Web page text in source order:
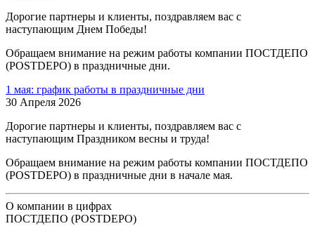
Дорогие партнеры и клиенты, поздравляем вас с
наступающим Днем Победы!
Обращаем внимание на режим работы компании ПОСТДЕПО
(POSTDEPO) в праздничные дни.
1 мая: график работы в праздничные дни
30 Апреля 2026
Дорогие партнеры и клиенты, поздравляем вас с
наступающим Праздником весны и труда!
Обращаем внимание на режим работы компании ПОСТДЕПО
(POSTDEPO) в праздничные дни в начале мая.
О компании в цифрах
ПОСТДЕПО (POSTDEPO)